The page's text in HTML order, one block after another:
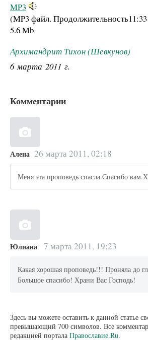
MP3
(MP3 файл. Продолжительность
5.6 Mb
Архимандрит Тихон (Шевкунов)
6 марта 2011 г.
Комментарии
Алена 26 марта 2011, 02:18
Меня эта проповедь спасла.Спасибо
Юлиана 7 марта 2011, 19:23
Какая хорошая проповедь!!! Проняла до
Большое спасибо! Храни Вас Господь!
Здесь вы можете оставить к данной статье
превышающий 700 символов. Все
редакцией портала Православие.Ru.